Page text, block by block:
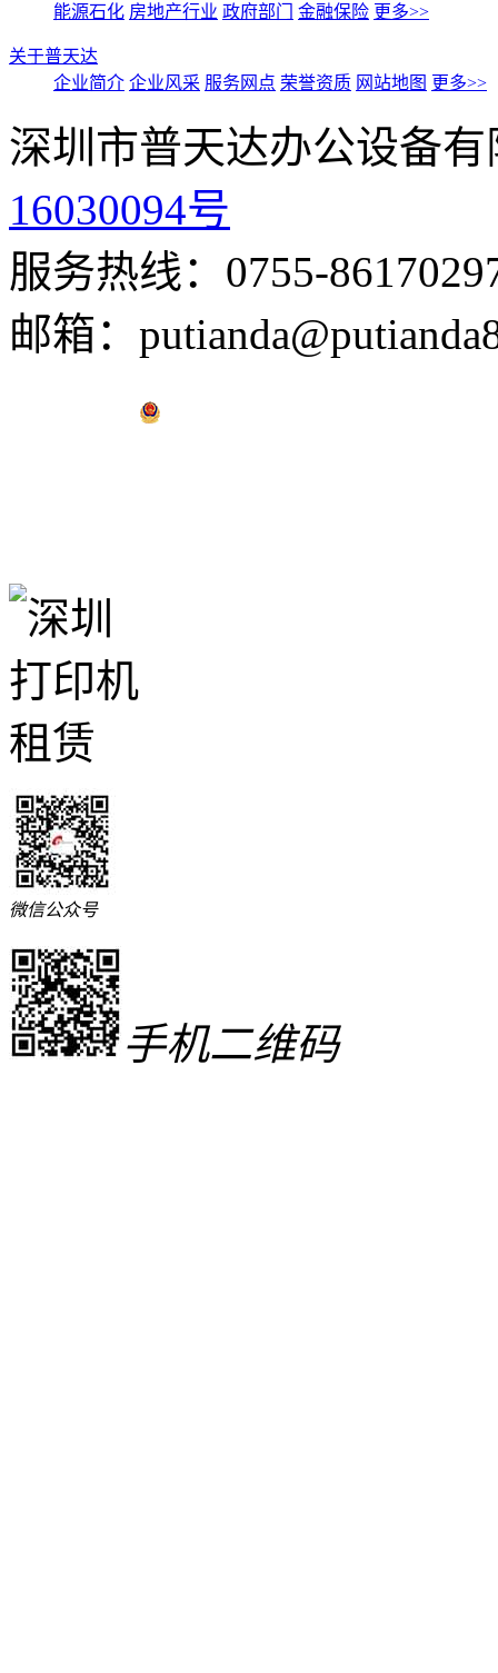
能源石化 房地产行业 政府部门 金融保险 更多>>
关于普天达
企业简介 企业风采 服务网点 荣誉资质 网站地图 更多>>
深圳市普天达办公设备
16030094号
服务热线：0755-
邮箱：
微信公众号
手机二维码